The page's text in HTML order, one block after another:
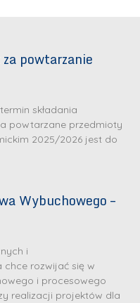
powtarzanie
składania
powtarzane przedmioty
2025/2026 jest do
Wybuchowego –
i
chce rozwijać się w
i procesowego
realizacji projektów dla